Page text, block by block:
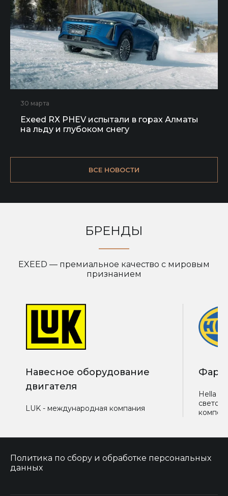
30 марта
Exeed RX PHEV испытали в горах Алматы
на льду и глубоком снегу
ВСЕ НОВОСТИ
БРЕНДЫ
EXEED — премиальное качество с мировым
признанием
Навесное оборудование
двигателя
LUK - международная компания
Фары
Hella -
Политика по сбору и обработке персональных
данных